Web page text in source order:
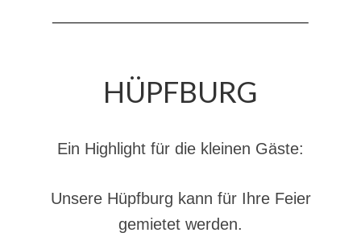
historische Fotos
Jahresrückblicke
Jahresrückblick 2017
HÜPFBURG
Ein Highlight für die kleinen Gäste:
Unsere Hüpfburg kann für Ihre Feier
gemietet werden.